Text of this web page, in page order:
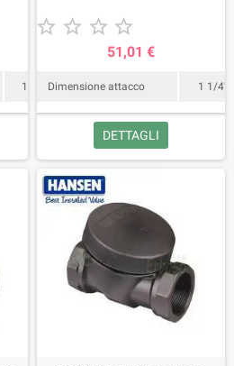
1"
   
51,01 €
Dimensione attacco 1 1/4"
DETTAGLI